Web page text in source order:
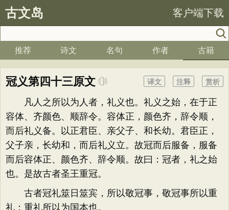
古文岛 客户端下载
推荐 诗文 名句 作者 古籍
冠义第四十三原文 赏析
注释
译文
凡人之所以为人者，礼义也。礼义之始，在于正
容体、齐颜色、顺辞令。容体正，颜色齐，辞令顺，
而后礼义备。以正君臣、亲父子、和长幼。君臣正，
父子亲，长幼和，而后礼义立。故冠而后服备，服备
而后容体正、颜色齐、辞令顺。故曰：冠者，礼之始
也。是故古者圣王重冠。
古者冠礼筮日筮宾，所以敬冠事，敬冠事所以重
礼；重礼所以为国本也。